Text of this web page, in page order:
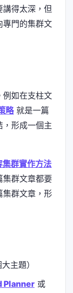
得太深，但
專門的集群文
例如在支柱文
略就是一篇
形成一個主
集群實作方法
集群文章都要
集群文章，形
主題）
Planner或